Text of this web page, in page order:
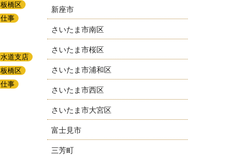
新座市
さいたま市南区
さいたま市桜区
さいたま市浦和区
さいたま市西区
さいたま市大宮区
富士見市
三芳町
板橋区
仕事
水道支店
板橋区
仕事